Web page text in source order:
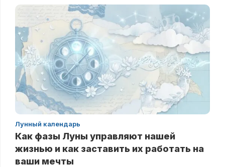
Лунный календарь
Как фазы Луны управляют нашей
жизнью и как заставить их работать на
ваши мечты